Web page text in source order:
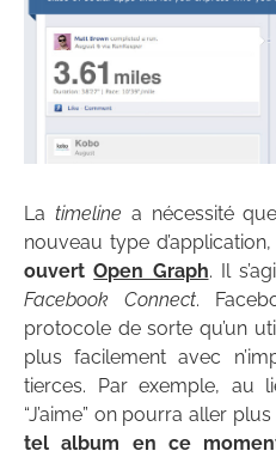
La timeline a nécessité
nouveau type
ouvertOpen Graph. Il
Facebook Connect.
protocole de sorte qu’un
plus facilement avec
tierces. Par exemple, au
“J’aime” on pourra aller
tel album en ce